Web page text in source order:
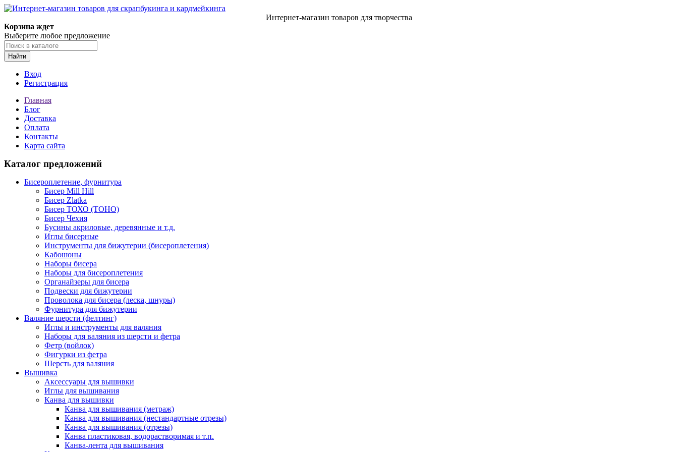
Интернет-магазин товаров для творчества
Корзина ждет
Выберите любое предложение
Найти
Вход
Регистрация
Главная
Блог
Доставка
Оплата
Контакты
Карта сайта
Каталог предложений
Бисероплетение, фурнитура
Бисер Mill Hill
Бисер Zlatka
Бисер ТОХО (TOHO)
Бисер Чехия
Бусины акриловые, деревянные и т.д.
Иглы бисерные
Инструменты для бижутерии (бисероплетения)
Кабошоны
Наборы бисера
Наборы для бисероплетения
Органайзеры для бисера
Подвески для бижутерии
Проволока для бисера (леска, шнуры)
Фурнитура для бижутерии
Валяние шерсти (фелтинг)
Иглы и инструменты для валяния
Наборы для валяния из шерсти и фетра
Фетр (войлок)
Фигурки из фетра
Шерсть для валяния
Вышивка
Аксессуары для вышивки
Иглы для вышивания
Канва для вышивки
Канва для вышивания (метраж)
Канва для вышивания (нестандартные отрезы)
Канва для вышивания (отрезы)
Канва пластиковая, водорастворимая и т.п.
Канва-лента для вышивания